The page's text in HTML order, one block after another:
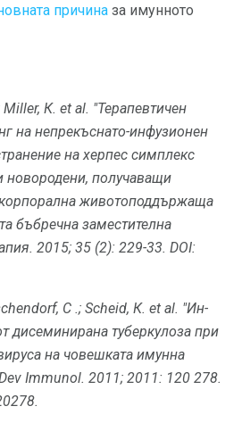
причина за имунното
Miller, К. et al. "Терапевтичен
на непрекъснато-инфузионен
на херпес симплекс
новородени, получаващи
животоподдържаща
бъбречна заместителна
2015; 35 (2): 229-33. DOI:
C .; Scheid, К. et al. "Ин-
дисеминирана туберкулоза при
на човешката имунна
Immunol. 2011; 2011: 120 278.